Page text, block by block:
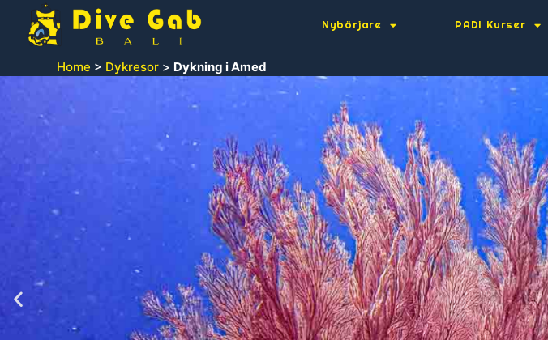
Nybörjare PADI Kurser
Home > Dykresor > Dykning i Amed